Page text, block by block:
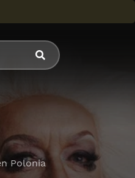
Polonia